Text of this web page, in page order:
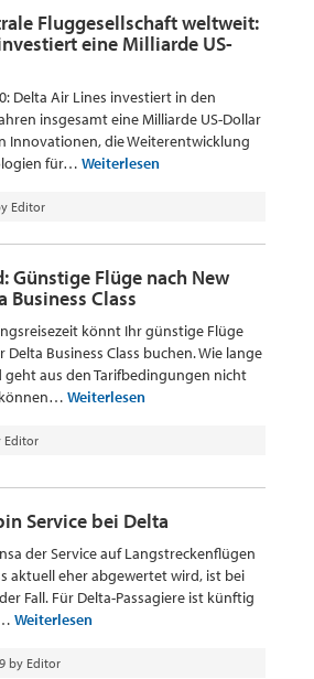
Fluggesellschaft weltweit:
eine Milliarde US-
Delta Air Lines investiert in den
insgesamt eine Milliarde US-Dollar
Innovationen, die Weiterentwicklung
für… Weiterlesen
Editor
Günstige Flüge nach New
Business Class
könnt Ihr günstige Flüge
Delta Business Class buchen. Wie lange
geht aus den Tarifbedingungen nicht
können… Weiterlesen
Editor
Service bei Delta
der Service auf Langstreckenflügen
aktuell eher abgewertet wird, ist bei
Fall. Für Delta-Passagiere ist künftig
Weiterlesen
by Editor